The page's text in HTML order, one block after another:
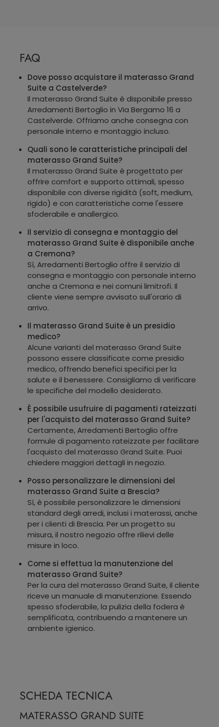
FAQ
Dove posso acquistare il materasso Grand
Suite a Castelverde?
Il materasso Grand Suite è disponibile presso
Arredamenti Bertoglio in Via Bergamo 16 a
Castelverde. Offriamo anche consegna con
personale interno e montaggio incluso.
Quali sono le caratteristiche principali del
materasso Grand Suite?
Il materasso Grand Suite è progettato per
offrire comfort e supporto ottimali, spesso
disponibile con diverse rigidità (soft, medium,
rigido) e con caratteristiche come l'essere
sfoderabile e anallergico.
Il servizio di consegna e montaggio del
materasso Grand Suite è disponibile anche
a Cremona?
Sì, Arredamenti Bertoglio offre il servizio di
consegna e montaggio con personale interno
anche a Cremona e nei comuni limitrofi. Il
cliente viene sempre avvisato sull'orario di
arrivo.
Il materasso Grand Suite è un presidio
medico?
Alcune varianti del materasso Grand Suite
possono essere classificate come presidio
medico, offrendo benefici specifici per la
salute e il benessere. Consigliamo di verificare
le specifiche del modello desiderato.
È possibile usufruire di pagamenti rateizzati
per l'acquisto del materasso Grand Suite?
Certamente, Arredamenti Bertoglio offre
formule di pagamento rateizzate per facilitare
l'acquisto del materasso Grand Suite. Puoi
chiedere maggiori dettagli in negozio.
Posso personalizzare le dimensioni del
materasso Grand Suite a Brescia?
Sì, è possibile personalizzare le dimensioni
standard degli arredi, inclusi i materassi, anche
per i clienti di Brescia. Per un progetto su
misura, il nostro negozio offre rilievi delle
misure in loco.
Come si effettua la manutenzione del
materasso Grand Suite?
Per la cura del materasso Grand Suite, il cliente
riceve un manuale di manutenzione. Essendo
spesso sfoderabile, la pulizia della fodera è
semplificata, contribuendo a mantenere un
ambiente igienico.
SCHEDA TECNICA
MATERASSO GRAND SUITE